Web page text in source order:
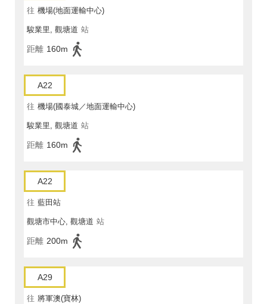
往 機場(地面運輸中心)
駿業里, 觀塘道 站
距離 160m
A22
往 機場(國泰城／地面運輸中心)
駿業里, 觀塘道 站
距離 160m
A22
往 藍田站
觀塘市中心, 觀塘道 站
距離 200m
A29
往 將軍澳(寶林)